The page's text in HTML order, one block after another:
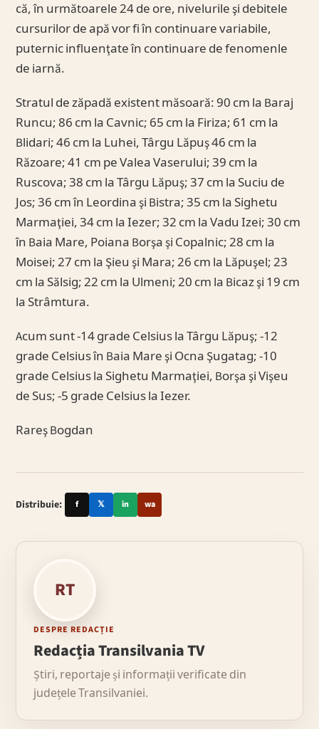
că, în următoarele 24 de ore, nivelurile şi debitele
cursurilor de apă vor fi în continuare variabile,
puternic influenţate în continuare de fenomenle
de iarnă.
Stratul de zăpadă existent măsoară: 90 cm la Baraj
Runcu; 86 cm la Cavnic; 65 cm la Firiza; 61 cm la
Blidari; 46 cm la Luhei, Târgu Lăpuş 46 cm la
Răzoare; 41 cm pe Valea Vaserului; 39 cm la
Ruscova; 38 cm la Târgu Lăpuş; 37 cm la Suciu de
Jos; 36 cm în Leordina şi Bistra; 35 cm la Sighetu
Marmaţiei, 34 cm la Iezer; 32 cm la Vadu Izei; 30 cm
în Baia Mare, Poiana Borşa şi Copalnic; 28 cm la
Moisei; 27 cm la Şieu şi Mara; 26 cm la Lăpuşel; 23
cm la Sălsig; 22 cm la Ulmeni; 20 cm la Bicaz şi 19 cm
la Strâmtura.
Acum sunt -14 grade Celsius la Târgu Lăpuş; -12
grade Celsius în Baia Mare şi Ocna Şugatag; -10
grade Celsius la Sighetu Marmaţiei, Borşa şi Vişeu
de Sus; -5 grade Celsius la Iezer.
Rareş Bogdan
Distribuie: f 𝕏 in wa
RT
DESPRE REDACȚIE
Redacția Transilvania TV
Știri, reportaje și informații verificate din
județele Transilvaniei.